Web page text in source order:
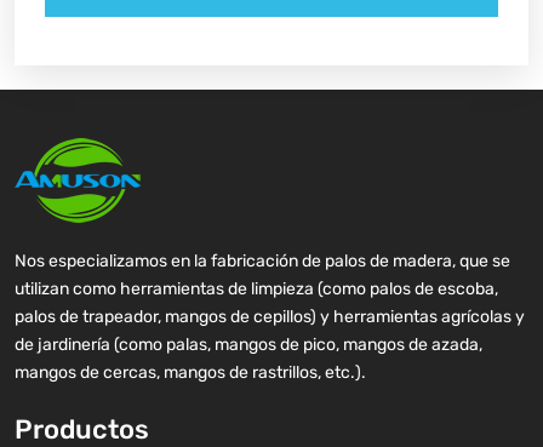
Nos especializamos en la fabricación de palos de madera, que se
utilizan como herramientas de limpieza (como palos de escoba,
palos de trapeador, mangos de cepillos) y herramientas agrícolas y
de jardinería (como palas, mangos de pico, mangos de azada,
mangos de cercas, mangos de rastrillos, etc.).
Productos